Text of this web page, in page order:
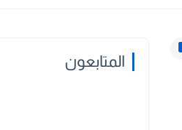
المتابعون